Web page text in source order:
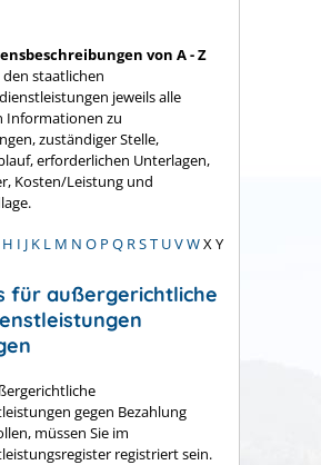
von A - Z
staatlichen
jeweils alle
Informationen zu
zuständiger Stelle,
erforderlichen Unterlagen,
Kosten/Leistung und
H I J K L M N O P Q RST UVWX Y
für außergerichtliche
gegen Bezahlung
müssen Sie im
registriert sein.